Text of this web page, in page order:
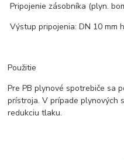
Pripojenie zásobníka (plyn.
Výstup pripojenia: DN 10 mm
Použitie
Pre PB plynové spotrebiče sa
prístroja. V prípade plynových
redukciu tlaku.